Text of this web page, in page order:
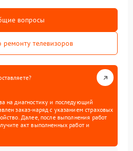
вопросы
ремонту телевизоров
на диагностику и последующий
заказ-наряд с указанием страховых
Далее, после выполнения работ
акт выполненных работ и